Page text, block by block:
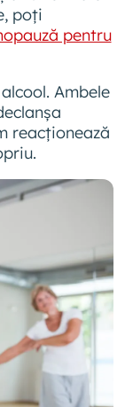
poți
pentru
Ambele
reacționează